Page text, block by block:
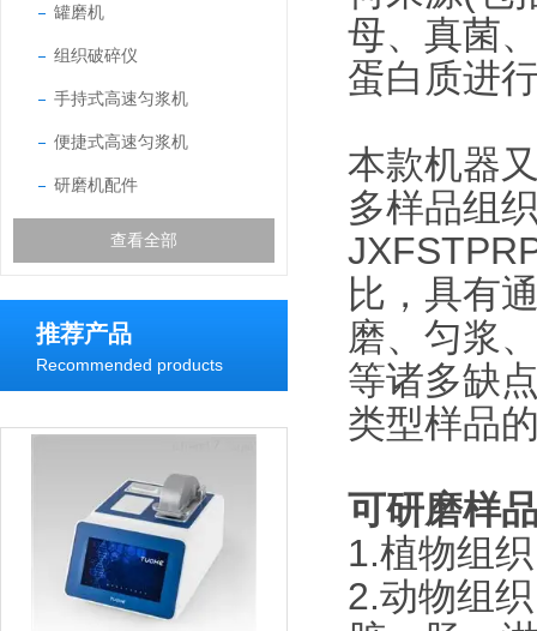
罐磨机
组织破碎仪
手持式高速匀浆机
便捷式高速匀浆机
研磨机配件
查看全部
推荐产品
Recommended products
母、真菌
蛋白质进
本款机器
多样品组
比，具有
磨、匀浆
等诸多缺
类型样品
可研磨样
1.植物组
2.动物组